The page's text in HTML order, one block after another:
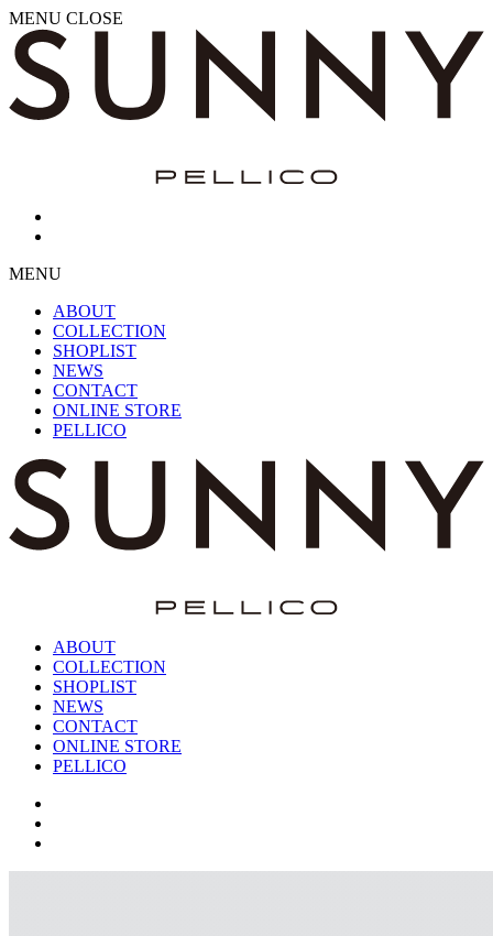
MENU CLOSE
MENU
ABOUT
COLLECTION
SHOPLIST
NEWS
CONTACT
ONLINE STORE
PELLICO
ABOUT
COLLECTION
SHOPLIST
NEWS
CONTACT
ONLINE STORE
PELLICO